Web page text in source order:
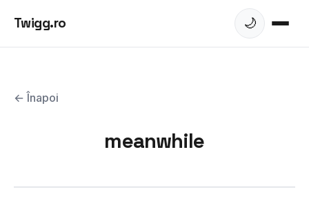
Twigg.ro 🌙
← Înapoi
meanwhile